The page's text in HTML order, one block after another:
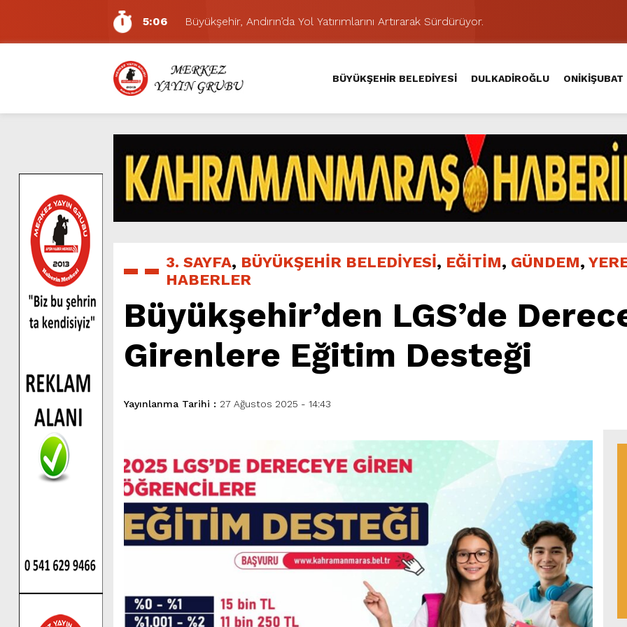
5:06
Büyükşehir, Andırın’da Yol Yatırımlarını Artırarak Sürdürüyor.
7:01
Funda Arar, Cumartesi Günü KAFUM’da Sahne Alacak.
6:19
BAŞKAN AKPINAR 101. MAHALLE TOPLANTISINDA BAĞLARBAŞI MAHALLESİ
6:17
Dulkadiroğlu Hacı Murat Caddesi’nde Büyük Dönüşüm Başladı.
11:14
Pazarcık’ta Yollar Büyükşehir’le Yenileniyor.
11:10
Büyükşehir, Dulkadiroğlu Kırsalında 45 Milyonluk Yol Yatırımını Tamamladı.
5:17
Uluslararası Bisiklet Yarışması’nda İkinci Etap Nefes Kesti.
5:15
Büyükşehir, Gazneliler Caddesi’nde Son Kat Asfalt Serimini Sürdürüyor.
6:54
Büyükşehir, Dulkadiroğlu Hacı Murat Caddesi’ni Asfalta Hazırlıyor.
5:20
Ağustos Fuarı’nın Yedinci Gününe Zakkum Damgası.
BÜYÜKŞEHİR BELEDİYESİ DULKADİROĞLU ONİKİŞUBAT
3. SAYFA, BÜYÜKŞEHİR BELEDİYESİ, EĞİTİM, GÜNDEM,
HABERLER
Büyükşehir’den LGS’de
Girenlere Eğitim Desteği
Yayınlanma Tarihi : 27 Ağustos 2025 - 14:43